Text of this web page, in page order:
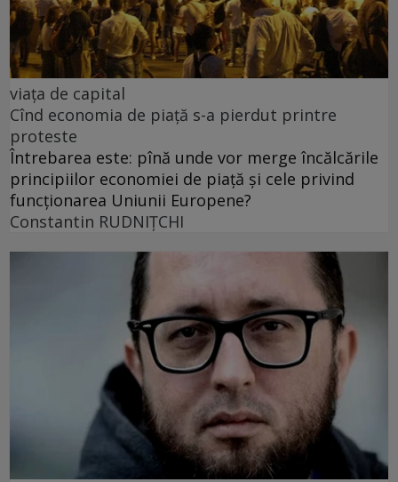
viața de capital
Cînd economia de piață s-a pierdut printre
proteste
Întrebarea este: pînă unde vor merge încălcările
principiilor economiei de piață și cele privind
funcționarea Uniunii Europene?
Constantin RUDNIŢCHI